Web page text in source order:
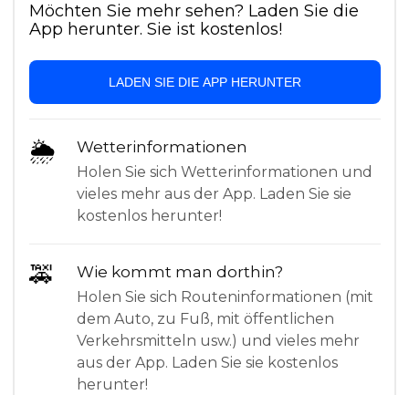
Möchten Sie mehr sehen? Laden Sie die
App herunter. Sie ist kostenlos!
LADEN SIE DIE APP HERUNTER
🌦 Wetterinformationen
Holen Sie sich Wetterinformationen und
vieles mehr aus der App. Laden Sie sie
kostenlos herunter!
🚕 Wie kommt man dorthin?
Holen Sie sich Routeninformationen (mit
dem Auto, zu Fuß, mit öffentlichen
Verkehrsmitteln usw.) und vieles mehr
aus der App. Laden Sie sie kostenlos
herunter!